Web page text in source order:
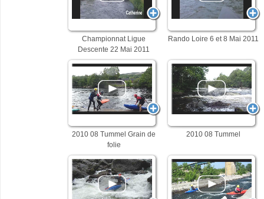
Championnat Ligue
Descente 22 Mai 2011
Rando Loire 6 et 8 Mai 2011
2010 08 Tummel Grain de
folie
2010 08 Tummel